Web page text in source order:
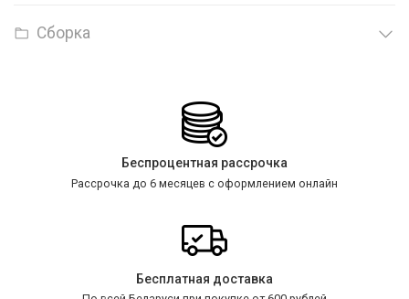
Сборка
Беспроцентная рассрочка
Рассрочка до 6 месяцев с оформлением онлайн
Бесплатная доставка